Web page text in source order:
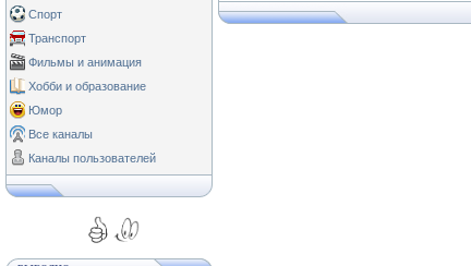
Спорт
Транспорт
Фильмы и анимация
Хобби и образование
Юмор
Все каналы
Каналы пользователей